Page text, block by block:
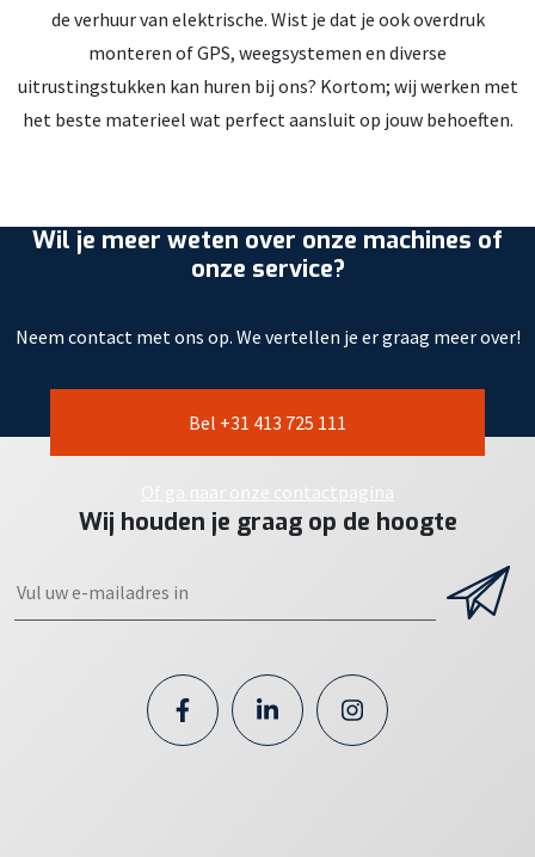
de verhuur van elektrische. Wist je dat je ook overdruk
monteren of GPS, weegsystemen en diverse
uitrustingstukken kan huren bij ons? Kortom; wij werken met
het beste materieel wat perfect aansluit op jouw behoeften.
Wil je meer weten over onze machines of
onze service?
Neem contact met ons op. We vertellen je er graag meer over!
Bel +31 413 725 111
Of ga naar onze contactpagina
Wij houden je graag op de hoogte